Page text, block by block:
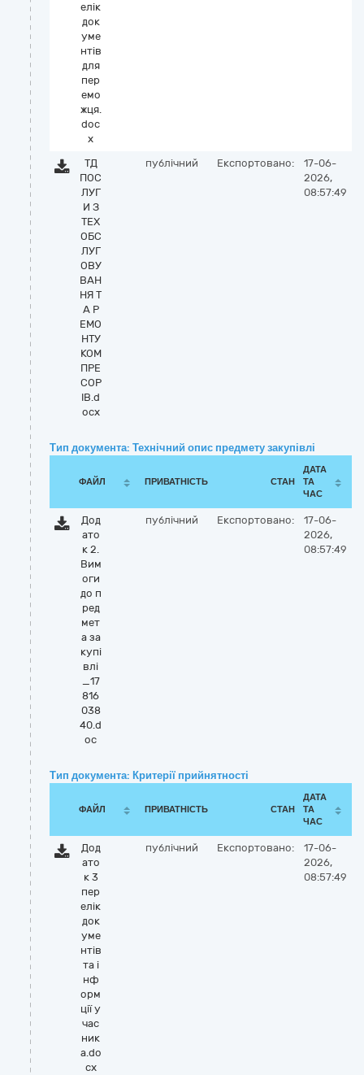
елік
док
уме
нтів
для
пер
емо
жця.
doc
x
ТД
ПОС
ЛУГ
И З
ТЕХ
ОБС
ЛУГ
ОВУ
ВАН
НЯ Т
А Р
ЕМО
НТУ
КОМ
ПРЕ
СОР
ІВ.d
ocx
публічний Експортовано:
17-06-
2026,
08:57:49
Тип документа: Технічний опис предмету закупівлі
ФАЙЛ ПРИВАТНІСТЬ СТАН
ДАТА
ТА
ЧАС
Дод
ато
к 2.
Вим
оги
до п
ред
мет
а за
купі
влі
_17
816
038
40.d
oc
публічний Експортовано:
17-06-
2026,
08:57:49
Тип документа: Критерії прийнятності
ФАЙЛ ПРИВАТНІСТЬ СТАН
ДАТА
ТА
ЧАС
Дод
ато
к 3
пер
елік
док
уме
нтів
та і
нф
орм
ції у
час
ник
а.do
cx
публічний Експортовано:
17-06-
2026,
08:57:49